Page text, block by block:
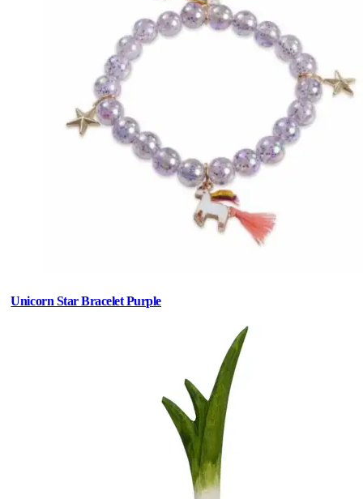
Unicorn Star Bracelet Purple